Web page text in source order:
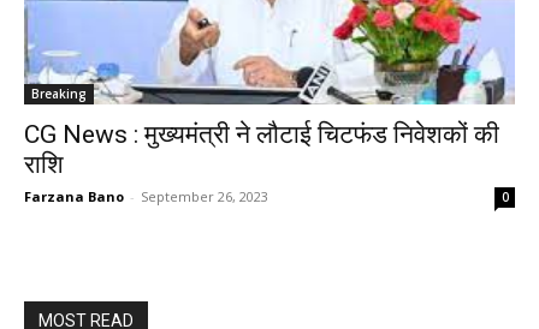
Breaking
CG News : मुख्यमंत्री ने लौटाई चिटफंड निवेशकों की
राशि
Farzana Bano - September 26, 2023 0
MOST READ